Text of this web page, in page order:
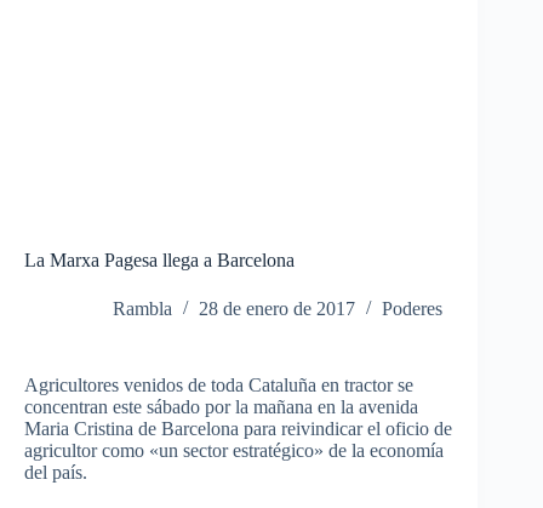
La Marxa Pagesa llega a Barcelona
Rambla 28 de enero de 2017 Poderes
Agricultores venidos de toda Cataluña en tractor se
concentran este sábado por la mañana en la avenida
Maria Cristina de Barcelona para reivindicar el oficio de
agricultor como «un sector estratégico» de la economía
del país.